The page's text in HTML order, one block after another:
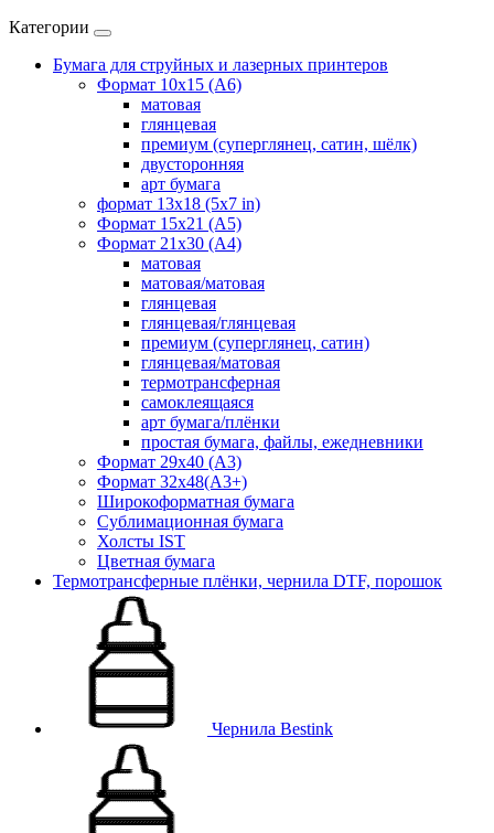
Категории
Бумага для струйных и лазерных принтеров
Формат 10х15 (A6)
матовая
глянцевая
премиум (суперглянец, сатин, шёлк)
двусторонняя
арт бумага
формат 13x18 (5x7 in)
Формат 15х21 (A5)
Формат 21х30 (А4)
матовая
матовая/матовая
глянцевая
глянцевая/глянцевая
премиум (суперглянец, сатин)
глянцевая/матовая
термотрансферная
самоклеящаяся
арт бумага/плёнки
простая бумага, файлы, ежедневники
Формат 29х40 (А3)
Формат 32х48(А3+)
Широкоформатная бумага
Сублимационная бумага
Холсты IST
Цветная бумага
Термотрансферные плёнки, чернила DTF, порошок
Чернила Bestink